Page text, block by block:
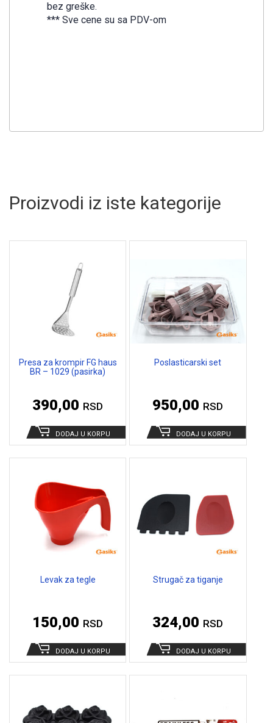
bez greške.
*** Sve cene su sa PDV-om
Proizvodi iz iste kategorije
Presa za krompir FG haus
BR – 1029 (pasirka)
390,00 RSD
DODAJ U KORPU
Poslasticarski set
950,00 RSD
DODAJ U KORPU
Levak za tegle
150,00 RSD
DODAJ U KORPU
Strugač za tiganje
324,00 RSD
DODAJ U KORPU